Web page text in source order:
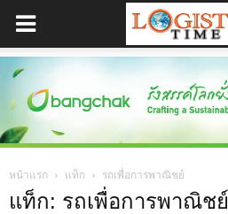
หน้าแรก แท็ก รถเพื่อการพาณิชย์
แท็ก: รถเพื่อการพาณิชย์